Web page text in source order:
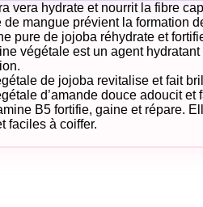
vera hydrate et nourrit la fibre
de mangue prévient la formation
pure de jojoba réhydrate et
végétale est un agent
de jojoba revitalise et fait
d’amande douce adoucit
B5 fortifie, gaine et répare.
faciles à coiffer.